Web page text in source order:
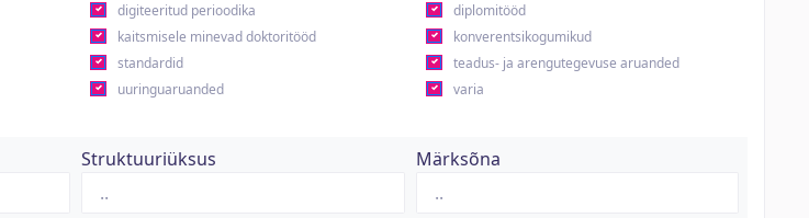
digiteeritud perioodika
diplomitööd
kaitsmisele minevad doktoritööd
konverentsikogumikud
standardid
teadus- ja arengutegevuse aruanded
uuringuaruanded
varia
Struktuuriüksus Märksõna